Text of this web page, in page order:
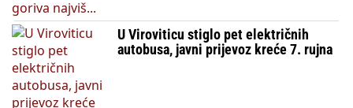
U Viroviticu stiglo pet električnih
autobusa, javni prijevoz kreće 7. rujna